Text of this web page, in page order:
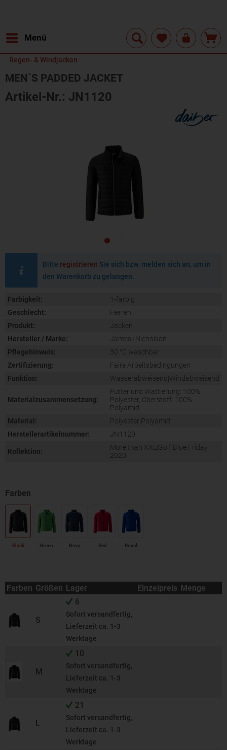
Menü
Regen- & Windjacken
MEN`S PADDED JACKET
Artikel-Nr.: JN1120
Bitte registrieren Sie sich bzw. melden sich an, um in
den Warenkorb zu gelangen.
Farbigkeit:
1-farbig
Geschlecht:
Herren
Produkt:
Jacken
Hersteller / Marke:
James+Nicholson
Pflegehinweis:
30 °C waschbar
Zertifizierung:
Faire Arbeitsbedingungen
Funktion:
Wasserabweisend|Windabweisend
Materialzusammensetzung:
Futter und Wattierung: 100%
Polyester, Oberstoff: 100%
Polyamid
Material:
Polyester|Polyamid
Herstellerartikelnummer:
JN1120
Kollektion:
More than XXL|Golf|Blue Friday
2020
Black Green Navy Red Royal
Farben Größen Lager Einzelpreis Menge
S
6
Sofort versandfertig,
Lieferzeit ca. 1-3
Werktage
M
10
Sofort versandfertig,
Lieferzeit ca. 1-3
Werktage
L
21
Sofort versandfertig,
Lieferzeit ca. 1-3
Werktage